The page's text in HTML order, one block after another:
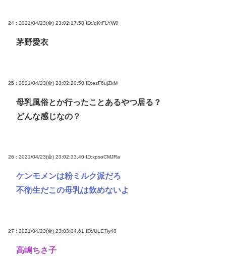
24 : 2021/04/23(金) 23:02:17.58 ID:/dKtFLYW0
茅野愛衣
25 : 2021/04/23(金) 23:02:20.50 ID:ezF6ujZkM
母乳風俗とか行ったことあるやつ居る？
どんな感じなの？
26 : 2021/04/23(金) 23:02:33.40 ID:xpsoCMJRa
ケンモメンは粉ミルク派だろ
不衛生だこの母乳は飲めないよ
27 : 2021/04/23(金) 23:03:04.61 ID:/ULE7ly40
高嶋ちさ子